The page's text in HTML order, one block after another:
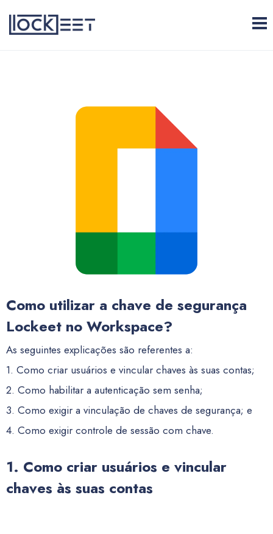
Como utilizar a chave de segurança
Lockeet no Workspace?
As seguintes explicações são referentes a:
1. Como criar usuários e vincular chaves às suas contas;
2. Como habilitar a autenticação sem senha;
3. Como exigir a vinculação de chaves de segurança; e
4. Como exigir controle de sessão com chave.
1. Como criar usuários e vincular
chaves às suas contas